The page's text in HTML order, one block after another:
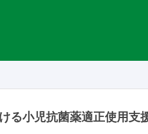
る小児抗菌薬適正使用支